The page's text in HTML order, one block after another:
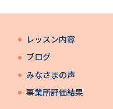
レッスン内容
ブログ
みなさまの声
事業所評価結果